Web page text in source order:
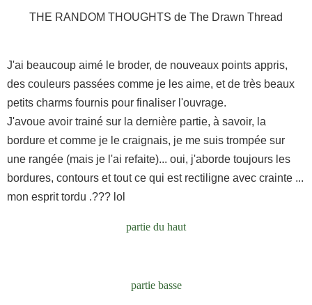
THE RANDOM THOUGHTS de The Drawn Thread
J'ai beaucoup aimé le broder, de nouveaux points appris,
des couleurs passées comme je les aime, et de très beaux
petits charms fournis pour finaliser l'ouvrage.
J'avoue avoir trainé sur la dernière partie, à savoir, la
bordure et comme je le craignais, je me suis trompée sur
une rangée (mais je l'ai refaite)... oui, j'aborde toujours les
bordures, contours et tout ce qui est rectiligne avec crainte ...
mon esprit tordu .??? lol
partie du haut
partie basse